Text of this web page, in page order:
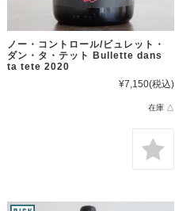
ノー・コントロール/ビュレット・
ダン・タ・テット Bullette dans
ta tete 2020
¥7,150(税込)
在庫 △